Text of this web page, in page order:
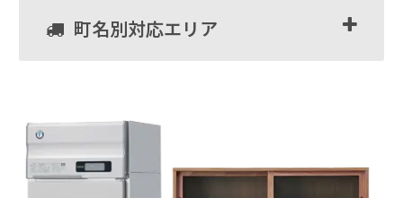
町名別対応エリア